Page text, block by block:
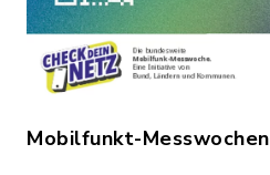
Mobilfunkt-Messwochen